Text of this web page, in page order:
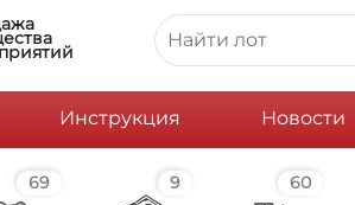
Инструкция Новости
69 9 60